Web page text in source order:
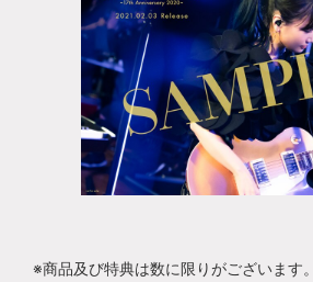
※商品及び特典は数に限りがございます